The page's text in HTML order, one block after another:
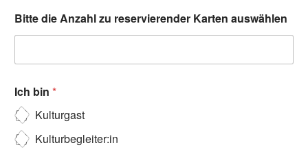
Bitte die Anzahl zu reservierender Karten auswählen
Ich bin *
Kulturgast
Kulturbegleiter:in